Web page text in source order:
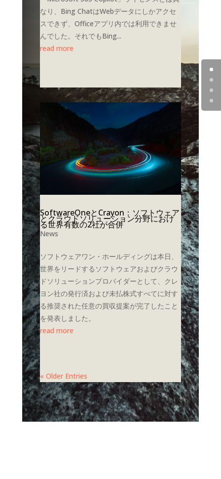
なり、Bing ChatはWebデータにしかアクセ
スできず、Officeアプリ内では利用できませ
んでした。それでもBing...
read more
SoftwareOneとCrayon：ソフトウェア
とクラウドソリューション分野におけ
る世界有数の2社が合併
News
ソフトウェアワン・ホールディングは本日、
世界をリードするソフトウェアおよびクラウ
ドソリューションプロバイダーとして、クレ
ヨン社の発行済および未払株式すべてに対す
る推奨された任意の買収提案が完了したこと
を発表しました。
read more
« Older Entries